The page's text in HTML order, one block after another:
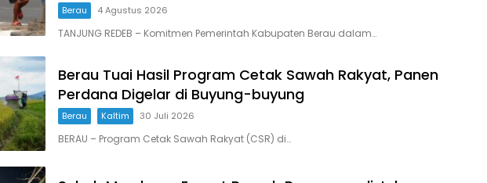
Berau 4 Agustus 2026
TANJUNG REDEB – Komitmen Pemerintah Kabupaten Berau dalam…
Berau Tuai Hasil Program Cetak Sawah Rakyat, Panen
Perdana Digelar di Buyung-buyung
Berau Kaltim 30 Juli 2026
BERAU – Program Cetak Sawah Rakyat (CSR) di…